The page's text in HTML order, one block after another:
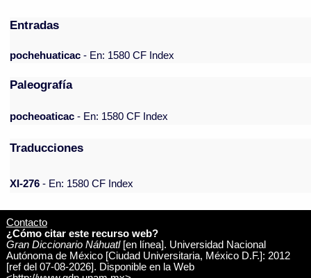
Entradas
pochehuaticac- En: 1580 CF Index
Paleografía
pocheoaticac - En: 1580 CF Index
Traducciones
XI-276 - En: 1580 CF Index
Contacto
¿Cómo citar este recurso web?
Gran Diccionario Náhuatl[en línea]. Universidad Nacional
Autónoma de México [Ciudad Universitaria, México D.F.]: 2012
[ref del 07-08-2026]. Disponible en la Web